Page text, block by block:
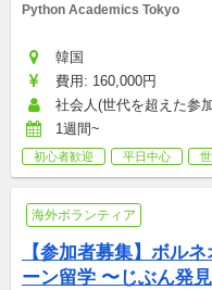
Python Academics Tokyo
韓国
費用: 160,000円
社会人(世代を超えた参
1週間~
初心者歓迎 平日中心
海外ボランティア
【参加者募集】ボル
ーン留学 〜じぶん発